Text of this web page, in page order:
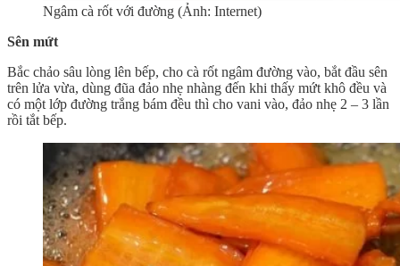
Ngâm cà rốt với đường (Ảnh: Internet)
Sên mứt
Bắc chảo sâu lòng lên bếp, cho cà rốt ngâm đường vào, bắt đầu sên
trên lửa vừa, dùng đũa đảo nhẹ nhàng đến khi thấy mứt khô đều và
có một lớp đường trắng bám đều thì cho vani vào, đảo nhẹ 2 – 3 lần
rồi tắt bếp.